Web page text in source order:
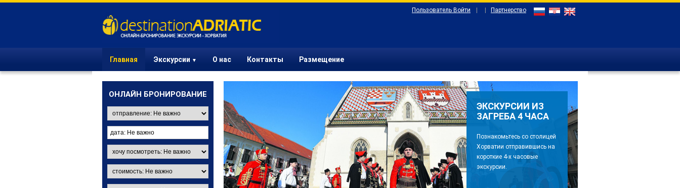
Пользователь Войти Партнерство
Главная Экскурсии ▼ О нас Контакты Размещение
ОНЛАЙН БРОНИРОВАНИЕ
ЭКСКУРСИИ ИЗ
ЗАГРЕБА
Вы в Загребе? Выберите
одну из интересных
экскурсий и порадуйте
партнеров.
ЭКСКУРСИИ ИЗ
ЗАГРЕБА 4 ЧАСА
Познакомьтесь со столицей
Хорватии отправившись на
короткие 4-х часовые
экскурсии.